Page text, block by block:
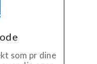
som pr dine